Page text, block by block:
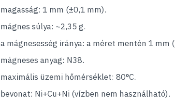
magasság: 1 mm (±0,1 mm).
mágnes súlya: ~2,35 g.
a mágnesesség iránya: a méret mentén 1 mm
mágneses anyag: N38.
maximális üzemi hőmérséklet: 80°C.
bevonat: Ni+Cu+Ni (vízben nem használható).